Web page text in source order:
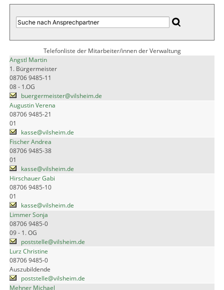
Telefonliste der Mitarbeiter/innen der Verwaltung
Angstl Martin
1. Bürgermeister
08706 9485-11
08 - 1.OG
buergermeister@vilsheim.de
Augustin Verena
08706 9485-21
01
kasse@vilsheim.de
Fischer Andrea
08706 9485-38
01
kasse@vilsheim.de
Hirschauer Gabi
08706 9485-10
01
kasse@vilsheim.de
Limmer Sonja
08706 9485-0
09 - 1. OG
poststelle@vilsheim.de
Lurz Christine
08706 9485-0
Auszubildende
poststelle@vilsheim.de
Mehner Michael